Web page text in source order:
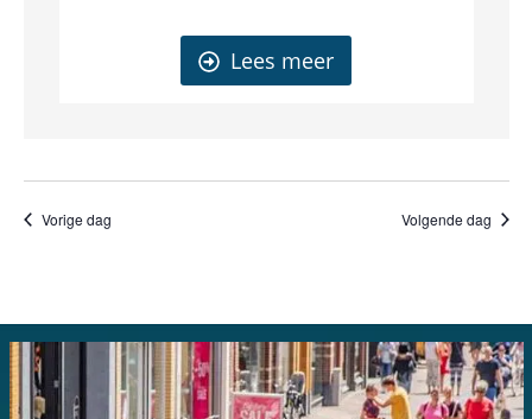
Lees meer
Vorige dag Volgende dag